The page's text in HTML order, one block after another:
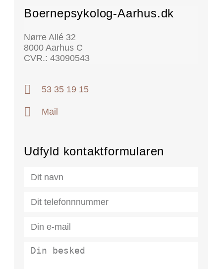
Boernepsykolog-Aarhus.dk
Nørre Allé 32
8000 Aarhus C
CVR.: 43090543
53 35 19 15
Mail
Udfyld kontaktformularen